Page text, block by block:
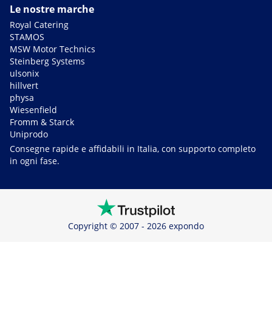
Le nostre marche
Royal Catering
STAMOS
MSW Motor Technics
Steinberg Systems
ulsonix
hillvert
physa
Wiesenfield
Fromm & Starck
Uniprodo
Consegne rapide e affidabili in Italia, con supporto completo
in ogni fase.
Copyright © 2007 - 2026 expondo